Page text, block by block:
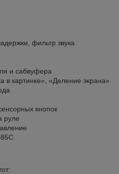
фильтр звука
и сабвуфера
в картинке», «Деление экрана»
кнопок
руле